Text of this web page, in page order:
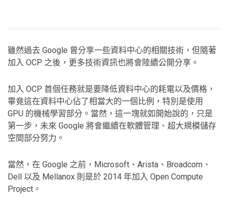
雖然過去 Google 曾分享一些資料中心的相關技術，但隨著
加入 OCP 之後，更多技術資訊也將會陸續公開分享。
加入 OCP 首個任務就是要降低資料中心的耗電以及價格，
畢竟這在資料中心佔了相當大的一個比例，特別是使用
GPU 的機械學習部分。當然，這一塊就如開始說的，只是
第一步，未來 Google 將會繼續在軟體管理、超大規模儲存
空間部分努力。
當然，在 Google 之前，Microsoft、Arista、Broadcom、
Dell 以及 Mellanox 則是於 2014 年加入 Open Compute
Project。